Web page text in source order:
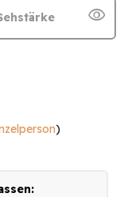
visibility
)